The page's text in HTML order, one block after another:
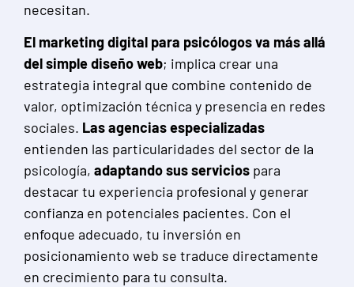
necesitan.
El marketing digital para psicólogos va más allá
del simple diseño web; implica crear una
estrategia integral que combine contenido de
valor, optimización técnica y presencia en redes
sociales. Las agencias especializadas
entienden las particularidades del sector de la
psicología, adaptando sus servicios para
destacar tu experiencia profesional y generar
confianza en potenciales pacientes. Con el
enfoque adecuado, tu inversión en
posicionamiento web se traduce directamente
en crecimiento para tu consulta.